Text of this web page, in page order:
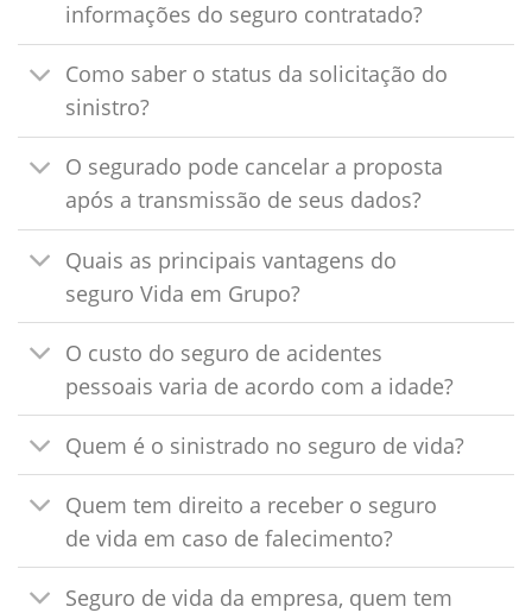
informações do seguro contratado?
Como saber o status da solicitação do
sinistro?
O segurado pode cancelar a proposta
após a transmissão de seus dados?
Quais as principais vantagens do
seguro Vida em Grupo?
O custo do seguro de acidentes
pessoais varia de acordo com a idade?
Quem é o sinistrado no seguro de vida?
Quem tem direito a receber o seguro
de vida em caso de falecimento?
Seguro de vida da empresa, quem tem